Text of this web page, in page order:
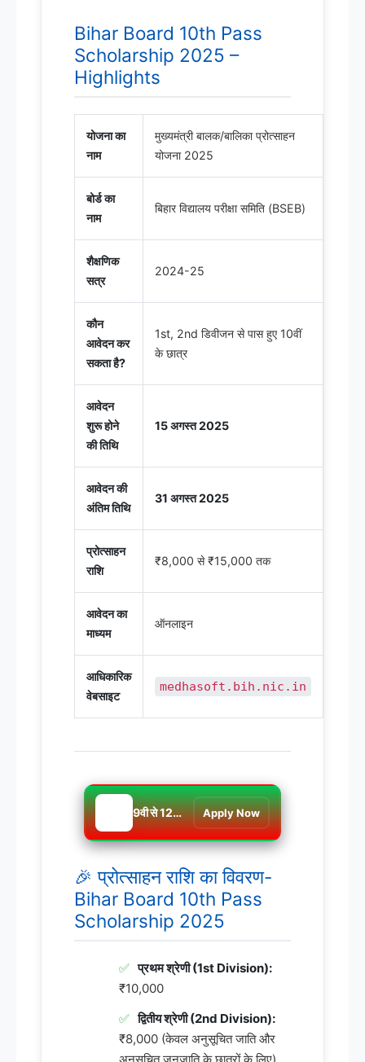
Bihar Board 10th Pass
Scholarship 2025 –
Highlights
योजना का
नाम
मुख्यमंत्री बालक/बालिका प्रोत्साहन
योजना 2025
बोर्ड का
नाम
बिहार विद्यालय परीक्षा समिति (BSEB)
शैक्षणिक
सत्र
2024-25
कौन
आवेदन कर
सकता है?
1st, 2nd डिवीजन से पास हुए 10वीं
के छात्र
आवेदन
शुरू होने
की तिथि
15 अगस्त 2025
आवेदन की
अंतिम तिथि
31 अगस्त 2025
प्रोत्साहन
राशि
₹8,000 से ₹15,000 तक
आवेदन का
माध्यम
ऑनलाइन
आधिकारिक
वेबसाइट
medhasoft.bih.nic.in
9वी से 12वी तक सभी छात्रों को मिलेगा 12 हजार तक की छात्रवृति जाने पूरा प्रोसेस Apply Now
🎉 प्रोत्साहन राशि का विवरण-
Bihar Board 10th Pass
Scholarship 2025
प्रथम श्रेणी (1st Division):
₹10,000
द्वितीय श्रेणी (2nd Division):
₹8,000 (केवल अनुसूचित जाति और
अनुसूचित जनजाति के छात्रों के लिए)